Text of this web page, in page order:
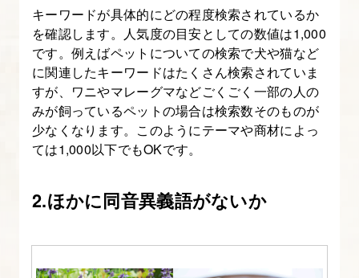
キーワードが具体的にどの程度検索されているか
を確認します。人気度の目安としての数値は1,000
です。例えばペットについての検索で犬や猫など
に関連したキーワードはたくさん検索されていま
すが、ワニやマレーグマなどごくごく一部の人の
みが飼っているペットの場合は検索数そのものが
少なくなります。このようにテーマや商材によっ
ては1,000以下でもOKです。
2.ほかに同音異義語がないか